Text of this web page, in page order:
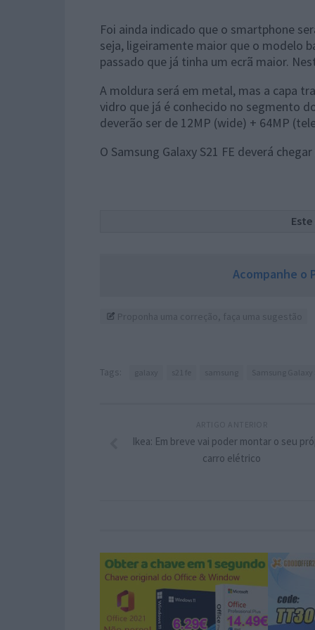
Foi ainda indicado que o smartphone
seja, ligeiramente maior que o modelo
passado que já tinha um ecrã maior.
A moldura será em metal, mas a capa
vidro que já é conhecido no segmento
deverão ser de 12MP (wide) + 64MP
O Samsung Galaxy S21 FE deverá
Acompanhe o
Tags:
Ikea: Em breve vai poder montar o seu
carro elétrico